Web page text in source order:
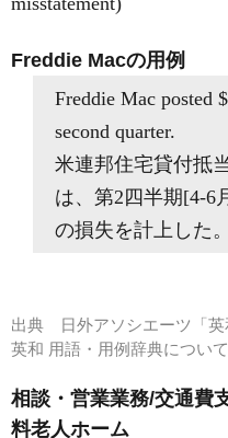
Freddie Macの用例
Freddie Mac posted
second quarter.
米連邦住宅貸付抵
は、第2四半期[4-6
の損失を計上した。
出典
日外アソシエーツ「英
英和 用語・用例辞典につ
相談・営業業務/交通費
料老人ホーム